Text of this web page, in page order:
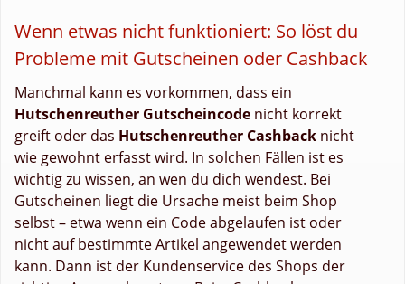
Wenn etwas nicht funktioniert: So löst du
Probleme mit Gutscheinen oder Cashback
Manchmal kann es vorkommen, dass ein
Hutschenreuther Gutscheincode nicht korrekt
greift oder das Hutschenreuther Cashback nicht
wie gewohnt erfasst wird. In solchen Fällen ist es
wichtig zu wissen, an wen du dich wendest. Bei
Gutscheinen liegt die Ursache meist beim Shop
selbst – etwa wenn ein Code abgelaufen ist oder
nicht auf bestimmte Artikel angewendet werden
kann. Dann ist der Kundenservice des Shops der